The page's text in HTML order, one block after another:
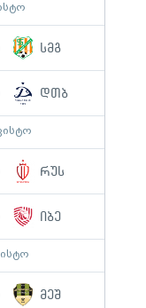
სმგ
დთბ
რუს
იბე
მეშ